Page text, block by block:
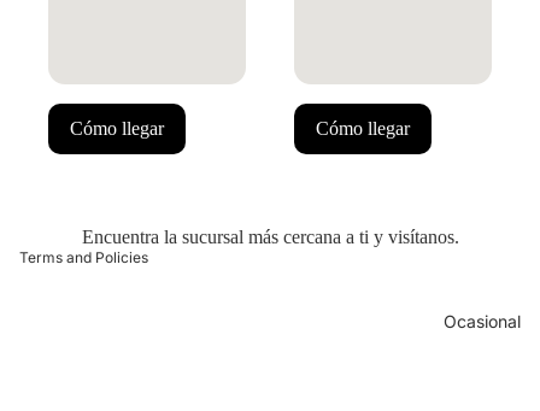
Ocasional
Cómo llegar Cómo llegar
Encuentra la sucursal más cercana a ti y visítanos.
Terms and Policies
policy